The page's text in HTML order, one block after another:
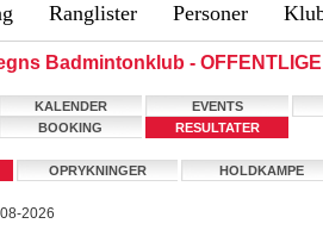
Ranglister Personer
Badmintonklub -
KALENDER
EVENTS
BOOKING RESULTATER
OPRYKNINGER HOLDKAMPE
2026